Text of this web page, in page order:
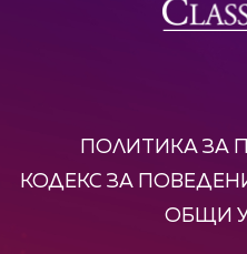
ПОЛИТИКА ЗА
КОДЕКС ЗА
ОБЩИ